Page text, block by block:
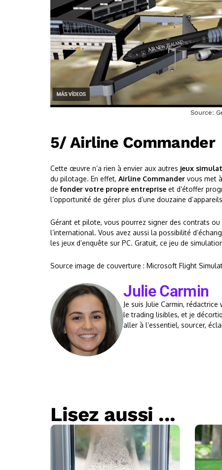
Source:
5/ Airline Commander
Cette œuvre n’a rien à envier aux autres jeux
du pilotage. En effet, Airline Commander vous met
de fonder votre propre entreprise et d’étoffer
l’opportunité de gérer plus d’une douzaine
Gérant et pilote, vous pourrez signer des contrats
l’international. Vous avez aussi la possibilité
les jeux d’enquête sur PC. Gratuit, ce jeu de
Source image de couverture : Microsoft Flight
Julie Carmin
Je suis Julie Carmin,
le trading lisibles, et je
aller à l’essentiel, sourcer,
Lisez aussi ...